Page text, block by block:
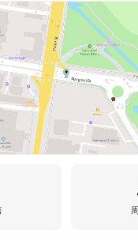
更多信息，请联系Alice